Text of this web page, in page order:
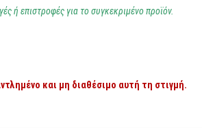
ή επιστροφές για το συγκεκριμένο προϊόν.
και μη διαθέσιμο αυτή τη στιγμή.